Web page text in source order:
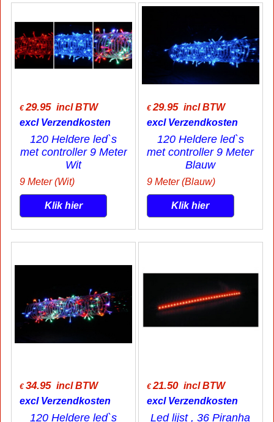
€ 29.95 incl BTW
excl Verzendkosten
120 Heldere led`s
met controller 9 Meter
Wit
9 Meter (Wit)
Klik hier
€ 29.95 incl BTW
excl Verzendkosten
120 Heldere led`s
met controller 9 Meter
Blauw
9 Meter (Blauw)
Klik hier
€ 34.95 incl BTW
excl Verzendkosten
120 Heldere led`s
€ 21.50 incl BTW
excl Verzendkosten
Led lijst , 36 Piranha